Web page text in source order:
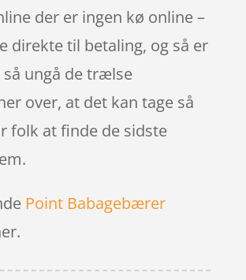
der er ingen kø online –
direkte til betaling, og så er
så ungå de trælse
over, at det kan tage så
folk at finde de sidste
Point Babagebærer